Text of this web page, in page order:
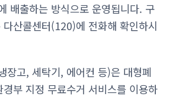
배출하는 방식으로 운영됩니다. 구
산콜센터(120)에 전화해 확인하시
장고, 세탁기, 에어컨 등)은 대형폐
부 지정 무료수거 서비스를 이용하